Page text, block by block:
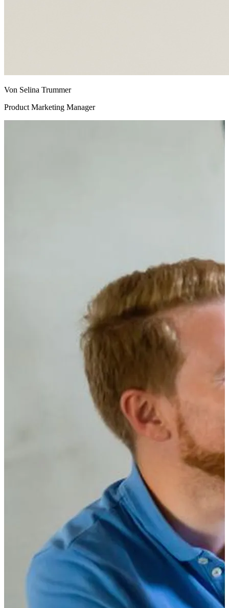
Von Selina Trummer
Product Marketing Manager